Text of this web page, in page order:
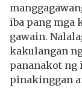
iba pang mga
gawain.
kakulangan
pananakot ng
pinakinggan